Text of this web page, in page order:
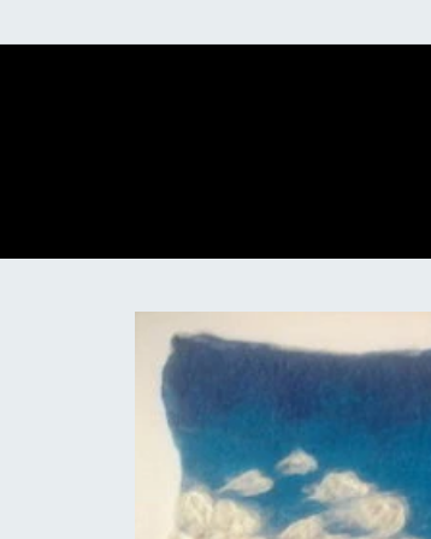
content
Ga direct naar
productinformatie